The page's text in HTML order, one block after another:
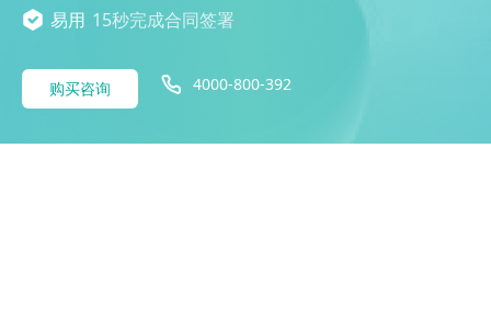
易用 15秒完成合同签署
购买咨询 4000-800-392